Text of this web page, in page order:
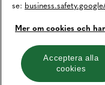
Betalningar
Cookies
Hantera cookies
se:
Mer om cookies och
Acceptera alla
cookies